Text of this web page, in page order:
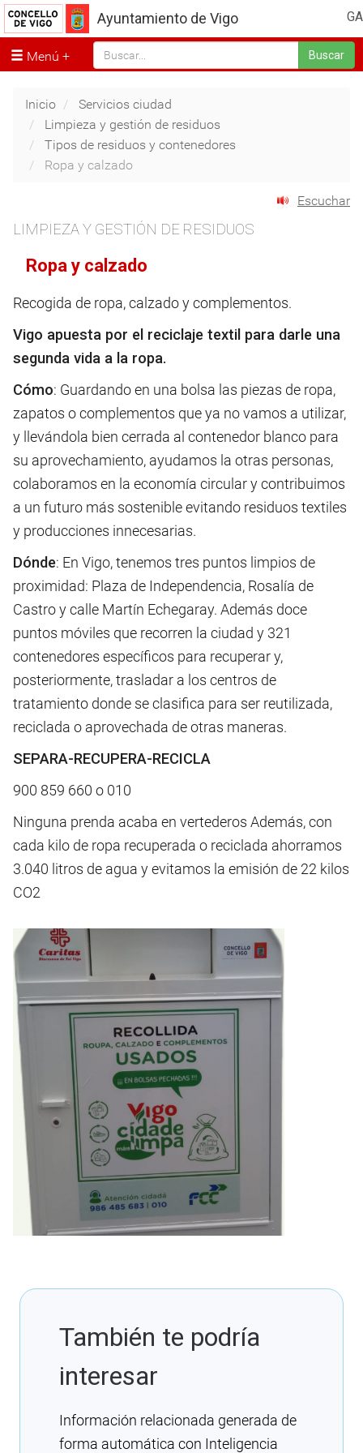
GA
Ayuntamiento de Vigo
Menú Buscar
Inicio
Servicios ciudad
Limpieza y gestión de residuos
Tipos de residuos y contenedores
Ropa y calzado
Escuchar
LIMPIEZA Y GESTIÓN DE RESIDUOS
Ropa y calzado
Recogida de ropa, calzado y complementos.
Vigo apuesta por el reciclaje textil para darle una
segunda vida a la ropa.
Cómo: Guardando en una bolsa las piezas de ropa,
zapatos o complementos que ya no vamos a utilizar,
y llevándola bien cerrada al contenedor blanco para
su aprovechamiento, ayudamos la otras personas,
colaboramos en la economía circular y contribuimos
a un futuro más sostenible evitando residuos textiles
y producciones innecesarias.
Dónde: En Vigo, tenemos tres puntos limpios de
proximidad: Plaza de Independencia, Rosalía de
Castro y calle Martín Echegaray. Además doce
puntos móviles que recorren la ciudad y 321
contenedores específicos para recuperar y,
posteriormente, trasladar a los centros de
tratamiento donde se clasifica para ser reutilizada,
reciclada o aprovechada de otras maneras.
SEPARA-RECUPERA-RECICLA
900 859 660 o 010
Ninguna prenda acaba en vertederos Además, con
cada kilo de ropa recuperada o reciclada ahorramos
3.040 litros de agua y evitamos la emisión de 22 kilos
CO2
También te podría
interesar
Información relacionada generada de
forma automática con Inteligencia